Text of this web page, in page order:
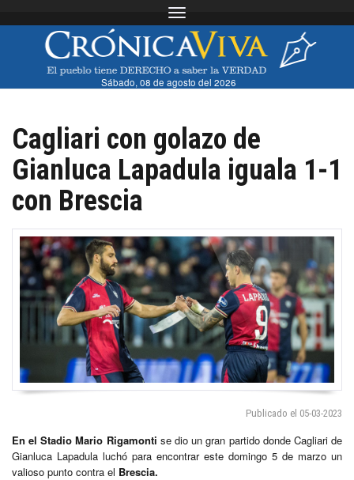
Toggle navigation
Sábado, 08 de agosto del 2026
Cagliari con golazo de
Gianluca Lapadula iguala 1-1
con Brescia
Publicado el 05-03-2023
En el Stadio Mario Rigamonti se dio un gran partido donde Cagliari de
Gianluca Lapadula luchó para encontrar este domingo 5 de marzo un
valioso punto contra el Brescia.